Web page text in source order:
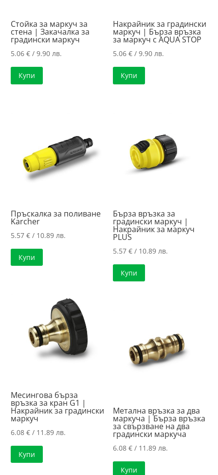
Стойка за маркуч за
стена | Закачалка за
градински маркуч
5.06€ / 9.90 лв.
Купи
Накрайник за градински
маркуч | Бърза връзка
за маркуч с AQUA STOP
5.06€ / 9.90 лв.
Купи
Пръскалка за поливане
Karcher
5.57€ / 10.89 лв.
Купи
Бърза връзка за
градински маркуч |
Накрайник за маркуч
PLUS
5.57€ / 10.89 лв.
Купи
Месингова бърза
връзка за кран G1 |
Накрайник за градински
маркуч
6.08€ / 11.89 лв.
Купи
Метална връзка за два
маркуча | Бърза връзка
за свързване на два
градински маркуча
6.08€ / 11.89 лв.
Купи